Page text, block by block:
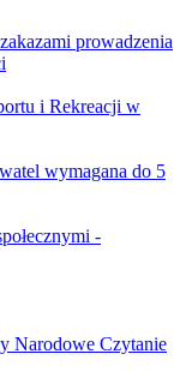
prowadzenia
i Rekreacji w
wymagana do 5
-
Narodowe Czytanie